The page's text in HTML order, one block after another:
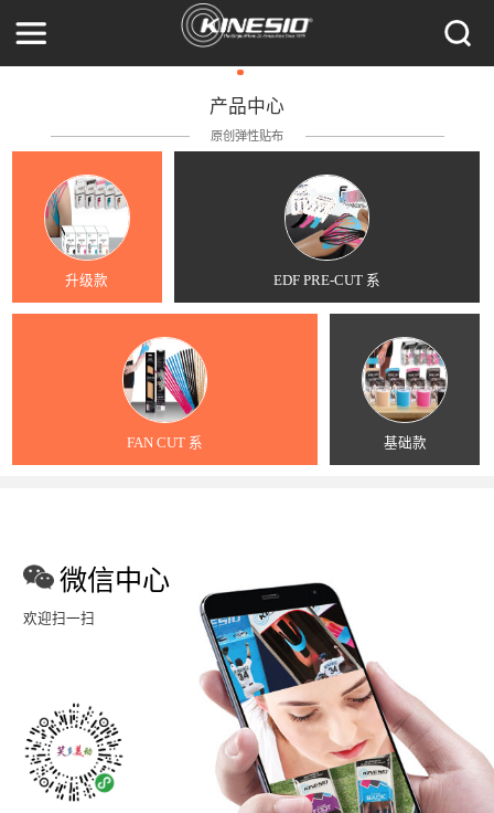
产品中心
原创弹性贴布
升级款 EDF PRE-CUT 系
FAN CUT 系 基础款
微信中心
欢迎扫一扫